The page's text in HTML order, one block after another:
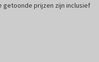
getoonde prijzen zijn inclusief